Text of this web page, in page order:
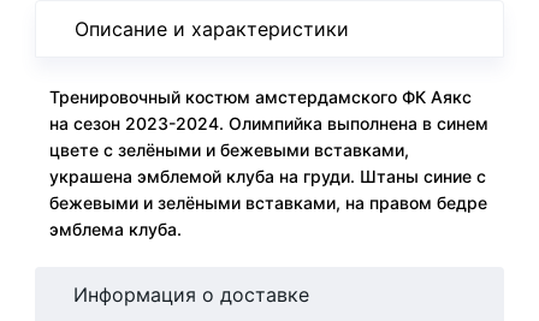
Описание и характеристики
Тренировочный костюм амстердамского ФК Аякс
на сезон 2023-2024. Олимпийка выполнена в синем
цвете с зелёными и бежевыми вставками,
украшена эмблемой клуба на груди. Штаны синие с
бежевыми и зелёными вставками, на правом бедре
эмблема клуба.
Информация о доставке